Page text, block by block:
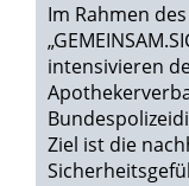
Im Rahmen
intensivieren
Ziel ist die